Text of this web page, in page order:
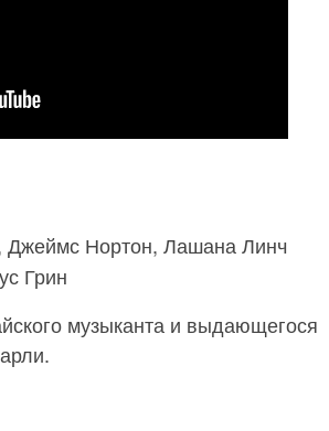
Джеймс Нортон, Лашана Линч
Грин
музыканта и выдающегося